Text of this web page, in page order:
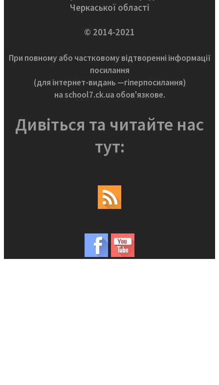
Черкаської області
© 2014-2021
При повному або частковому відтворенні інформації
посилання
(для інтернет-видань —гіперпосилання)
на school7.ck.ua обов'язкове.
Дивіться та читайте нас
тут: